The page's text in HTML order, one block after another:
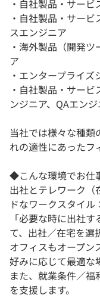
・自社製品・サー
・自社製品・サー
スエンジニア
・海外製品（開発
ア
・エンタープライ
・自社製品・サー
ンジニア、QAエン
当社では様々な種類
れの適性にあったフ
◆こんな環境でお仕
出社とテレワーク（
ドなワークスタイル：
「必要な時に出社
て、出社／在宅を選
オフィスもオープン
好みに応じて最適な
また、就業条件／
を支援します。